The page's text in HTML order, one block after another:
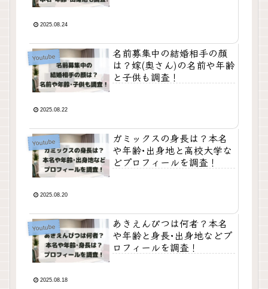
2025.08.24
Youtube
名前募集中の結婚相手の顔
は？嫁(奥さん)の名前や年齢
と子供も調査！
2025.08.22
Youtube
ガミックスの身長は？本名
や年齢･出身地と高校大学な
どプロフィールを調査！
2025.08.20
Youtube
あきえんぴつは何者？本名
や年齢と身長･出身地などプ
ロフィールを調査！
2025.08.18